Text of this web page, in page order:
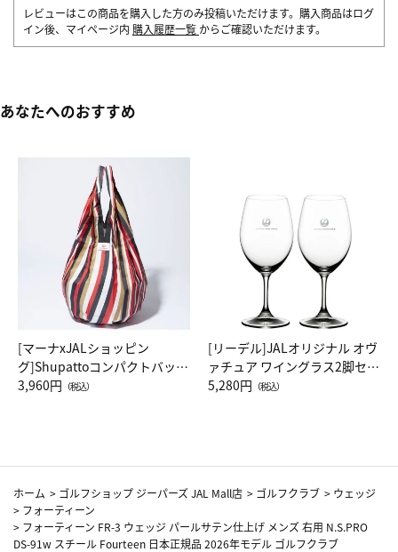
レビューはこの商品を購入した方のみ投稿いただけます。購入商品はログ
イン後、マイページ内 購入履歴一覧 からご確認いただけます。
あなたへのおすすめ
[マーナxJALショッピン
グ]Shupattoコンパクトバッグ
Drop JAL客室乗務員（LC）ス
3,960円 （税込）
[リーデル]JALオリジナル オヴ
ァチュア ワイングラス2脚セッ
ト（レッドワイン）
5,280円 （税込）
ホーム > ゴルフショップ ジーパーズ JAL Mall店 > ゴルフクラブ > ウェッジ
> フォーティーン
> フォーティーン FR-3 ウェッジ パールサテン仕上げ メンズ 右用 N.S.PRO
DS-91w スチール Fourteen 日本正規品 2026年モデル ゴルフクラブ